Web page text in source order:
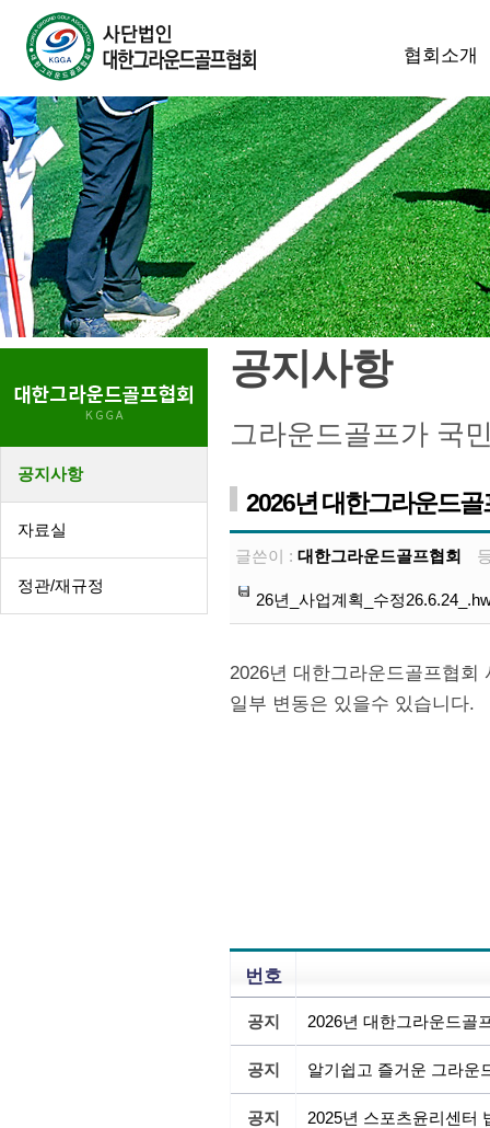
협회소개
공지사항
자료실
정관/재규정
공지사항
그라운드골프가 국
2026년 대한그라운드
글쓴이 : 대한그라운드골프협회
26년_사업계획_수정
2026년 대한그라운드골프협회
일부 변동은 있을수 있습니다.
번호
공지 2026년 대한그라운드골
공지 알기쉽고 즐거운 그라운
공지 2025년 스포츠윤리센터